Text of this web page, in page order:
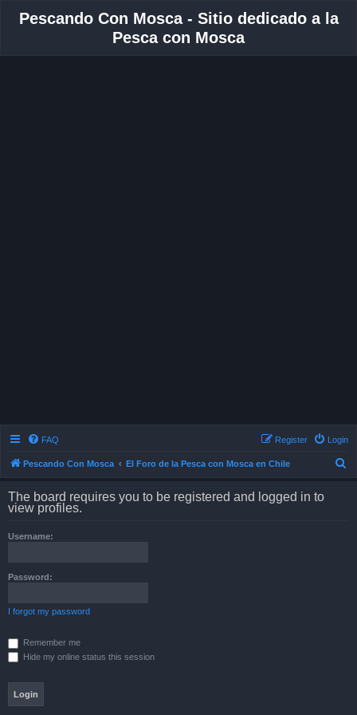
Pescando Con Mosca - Sitio dedicado a la
Pesca con Mosca
FAQ Login
Register
Pescando Con Mosca El Foro de la Pesca con Mosca en Chile
The board requires you to be registered and logged in to
view profiles.
Username:
Password:
I forgot my password
Remember me
Hide my online status this session